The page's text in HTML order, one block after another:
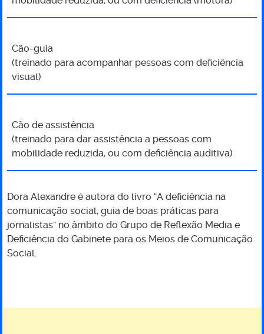
Cão-guia
(treinado para acompanhar pessoas com deficiência
visual)
Cão de assistência
(treinado para dar assistência a pessoas com
mobilidade reduzida, ou com deficiência auditiva)
Dora Alexandre é autora do livro “A deficiência na
comunicação social, guia de boas práticas para
jornalistas” no âmbito do Grupo de Reflexão Media e
Deficiência do Gabinete para os Meios de Comunicação
Social.